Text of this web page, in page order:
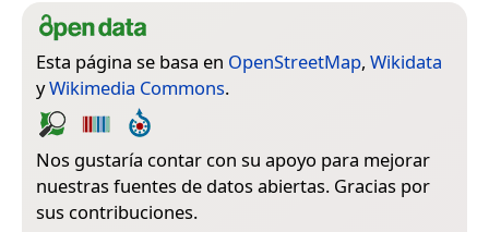
Esta página se basa en OpenStreetMap, Wikidata
yWikimedia Commons.
Nos gustaría contar con su apoyo para mejorar
nuestras fuentes de datos abiertas. Gracias por
sus contribuciones.